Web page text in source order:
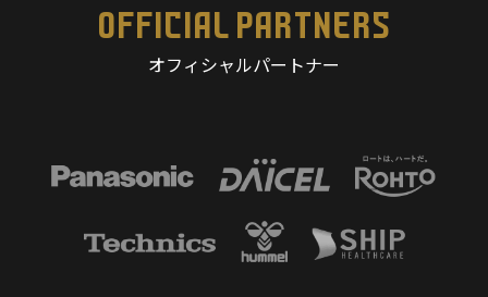
OFFICIAL PARTNERS
オフィシャルパートナー